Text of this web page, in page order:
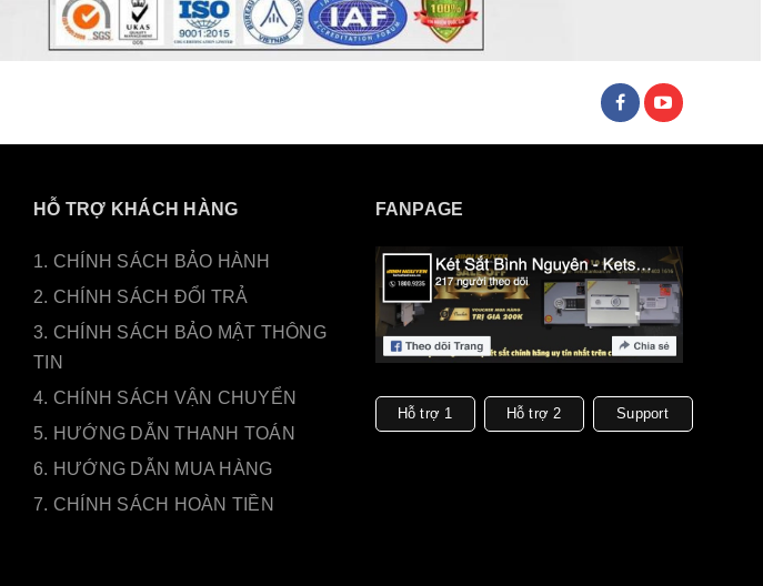
HỖ TRỢ KHÁCH HÀNG
1. CHÍNH SÁCH BẢO HÀNH
2. CHÍNH SÁCH ĐỔI TRẢ
3. CHÍNH SÁCH BẢO MẬT THÔNG
TIN
4. CHÍNH SÁCH VẬN CHUYỂN
5. HƯỚNG DẪN THANH TOÁN
6. HƯỚNG DẪN MUA HÀNG
7. CHÍNH SÁCH HOÀN TIỀN
FANPAGE
Hỗ trợ 1 Hỗ trợ 2 Support